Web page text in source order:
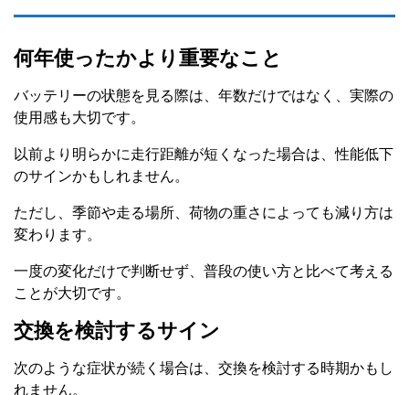
何年使ったかより重要なこと
バッテリーの状態を見る際は、年数だけではなく、実際の
使用感も大切です。
以前より明らかに走行距離が短くなった場合は、性能低下
のサインかもしれません。
ただし、季節や走る場所、荷物の重さによっても減り方は
変わります。
一度の変化だけで判断せず、普段の使い方と比べて考える
ことが大切です。
交換を検討するサイン
次のような症状が続く場合は、交換を検討する時期かもし
れません。